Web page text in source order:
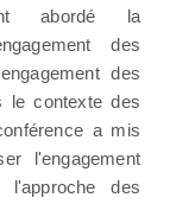
abordé la
des
des
le contexte des
a mis
l'engagement
des